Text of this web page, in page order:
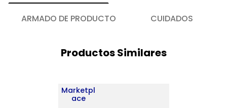
ARMADO DE PRODUCTO
CUIDADOS
Productos Similares
Marketpl
ace